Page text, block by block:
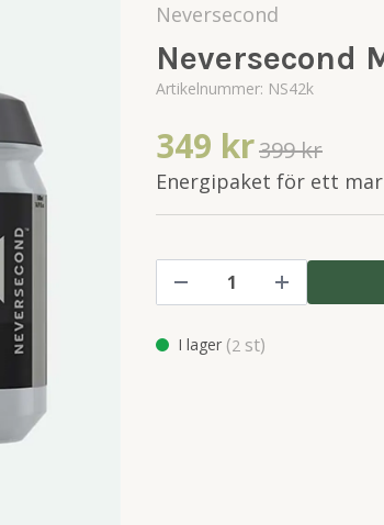
Neversecond
Neversecond
Artikelnummer: NS42k
349 kr399 kr
Energipaket för ett
I lager (2 st)